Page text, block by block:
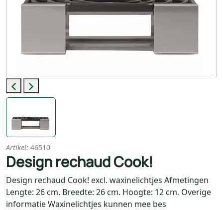
Previous
Next
Artikel: 46510
Design rechaud Cook!
Design rechaud Cook! excl. waxinelichtjes Afmetingen
Lengte: 26 cm. Breedte: 26 cm. Hoogte: 12 cm. Overige
informatie Waxinelichtjes kunnen mee bes